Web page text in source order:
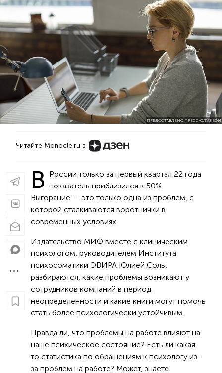
ПРЕДОСТАВЛЕНО ПРЕСС-СЛУЖБОЙ
Читайте Monocle.ru в
В России только за первый квартал 22 года
показатель приблизился к 50%.
Выгорание — это только одна из проблем, с
которой сталкиваются воротнички в
современных условиях.
Издательство МИФ вместе с клиническим
психологом, руководителем Института
психосоматики ЭВИРА Юлией Соль,
разбираются, какие проблемы возникают у
сотрудников компаний в период
неопределенности и какие книги могут помочь
стать более психологически устойчивым.
Правда ли, что проблемы на работе влияют на
наше психическое состояние? Есть ли какая-
то статистика по обращениям к психологу из-
за проблем на работе? Может, знаете